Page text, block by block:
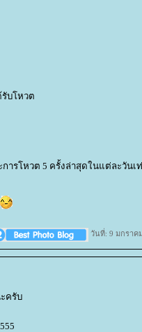
บโหวต
ารโหวต 5 ครั้งล่าสุดในแต่ละวันเ
วันที่: 9 มกราค
ครับ